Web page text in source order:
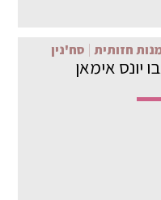
חזותית סח'נין
יונס אימאן